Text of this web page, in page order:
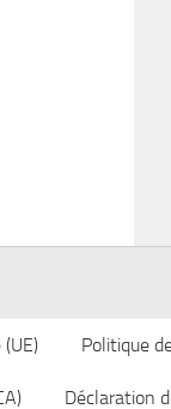
Politique
Déclaration